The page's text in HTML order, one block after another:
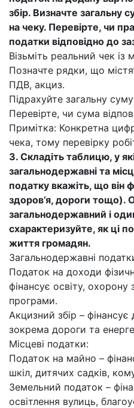
збір. Визначте загальну
на чеку. Перевірте, чи
податки відповідно до
Візьміть реальний чек із
Позначте рядки, що
ПДВ, акциз.
Підрахуйте загальну
Перевірте, чи сума
Примітка: Конкретна
чека, тому перевірку
3. Складіть таблицю, у
загальнодержавні та
податку вкажіть, що він
здоров’я, дороги тощо).
загальнодержавний і
схарактеризуйте, як ці
життя громадян.
Загальнодержавні
Податок на доходи
фінансує освіту, охорону
програми.
Акцизний збір –
зокрема дороги та
Місцеві податки:
Податок на майно –
шкіл, дитячих садків,
Земельний податок –
освітлення вулиць,